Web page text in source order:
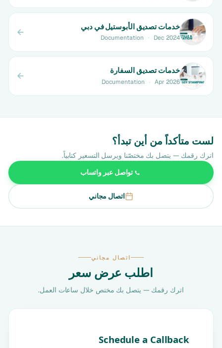
خدمات تصديق الأبوستيل في دبي
Documentation · Dec 2024
خدمات تصديق السفارة
Documentation · Apr 2026
لست متأكداً من أين تبدأ؟
اترك رقمك — يتصل بك مختصّنا ويرسل التسعير كتابياً.
تواصل عبر واتساب
اتصال مجاني
اتصال مجاني
اطلب عرض سعر
اترك رقمك — يتصل بك مختص خلال ساعات العمل.
Schedule a Callback